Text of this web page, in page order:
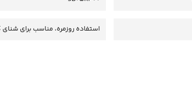
استفاده روزمره، مناسب برای